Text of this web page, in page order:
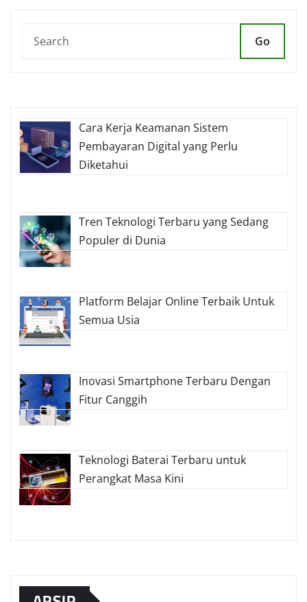
Go
Cara Kerja Keamanan Sistem
Pembayaran Digital yang Perlu
Diketahui
Tren Teknologi Terbaru yang Sedang
Populer di Dunia
Platform Belajar Online Terbaik Untuk
Semua Usia
Inovasi Smartphone Terbaru Dengan
Fitur Canggih
Teknologi Baterai Terbaru untuk
Perangkat Masa Kini